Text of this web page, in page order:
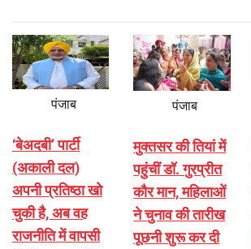
पंजाब
‘बेअदबी’ पार्टी
(अकाली दल)
अपनी प्रतिष्ठा खो
चुकी है, अब वह
राजनीति में वापसी
पंजाब
मुक्तसर की तियां में
पहुंचीं डॉ. गुरप्रीत
कौर मान, महिलाओं
ने चुनाव की तारीख
पूछनी शुरू कर दी